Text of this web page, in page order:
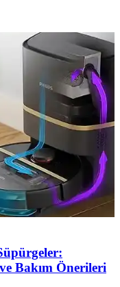
Bakım Önerileri